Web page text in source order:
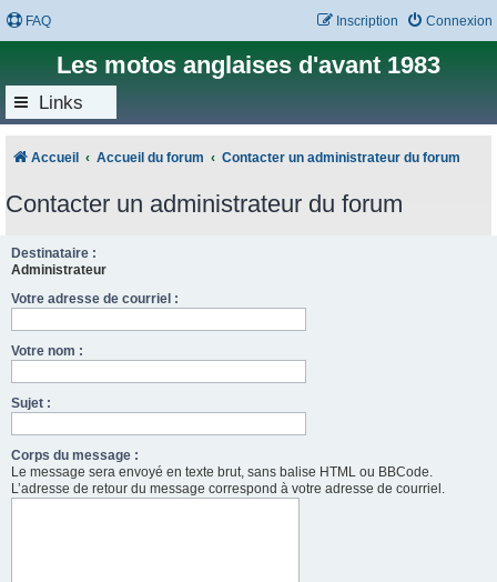
FAQ Connexion
Inscription
Les motos anglaises d'avant 1983
Links
Accueil Accueil du forum Contacter un administrateur du forum
Contacter un administrateur du forum
Destinataire :
Administrateur
Votre adresse de courriel :
Votre nom :
Sujet :
Corps du message :
Le message sera envoyé en texte brut, sans balise HTML ou BBCode.
L’adresse de retour du message correspond à votre adresse de courriel.